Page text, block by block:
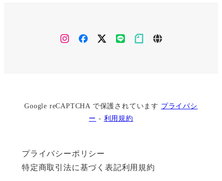
Instagram
facebookX(twitter)
line noteameblo
Google reCAPTCHA で保護されています プライバシ
ー - 利用規約
プライバシーポリシー
特定商取引法に基づく表記利用規約